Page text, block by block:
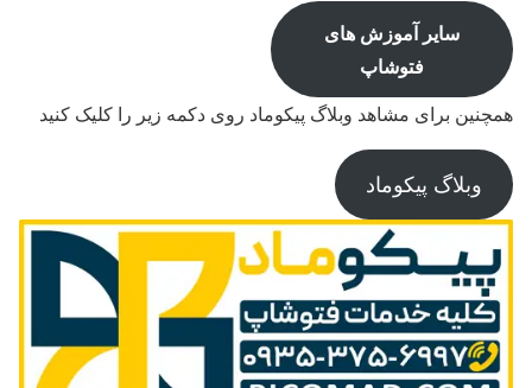
سایر آموزش های
فتوشاپ
همچنین برای مشاهد وبلاگ پیکوماد روی دکمه زیر را کلیک کنید
وبلاگ پیکوماد